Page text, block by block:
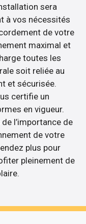
sera
à vos nécessités
de votre
maximal et
toutes les
soit reliée au
et sécurisée.
certifie un
en vigueur.
l’importance de
de votre
plus pour
pleinement de